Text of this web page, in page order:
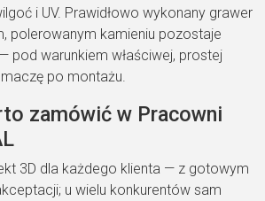
i UV. Prawidłowo wykonany grawer
polerowanym kamieniu pozostaje
pod warunkiem właściwej, prostej
po montażu.
zamówić w Pracowni
3D dla każdego klienta — z gotowym
u wielu konkurentów sam